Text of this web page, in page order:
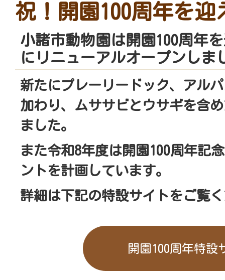
祝！開園100周年を迎
小諸市動物園は開園100周年
にリニューアルオープンしま
新たにプレーリードック、アル
加わり、ムササビとウサギを含
ました。
また令和8年度は開園100周年記
ントを計画しています。
詳細は下記の特設サイトをご覧
開園100周年特設